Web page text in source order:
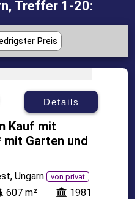
Treffer 1-20:
Preis
Details
Kauf mit
mit Garten und
Ungarn von privat
607 m² 1981